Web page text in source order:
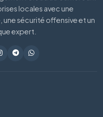
locales avec une
sécurité offensive et un
expert.